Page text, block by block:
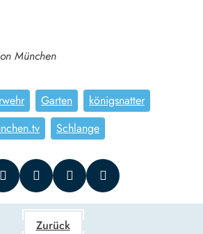
München
Garten
königsnatter
Schlange
Zurück